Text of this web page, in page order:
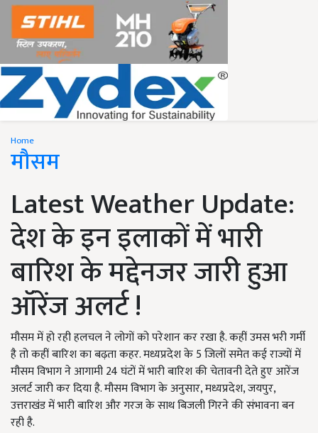
Home
मौसम
Latest Weather Update:
देश के इन इलाकों में भारी
बारिश के मद्देनजर जारी हुआ
ऑरेंज अलर्ट !
मौसम में हो रही हलचल ने लोगों को परेशान कर रखा है. कहीं उमस भरी गर्मी
है तो कहीं बारिश का बढ़ता कहर. मध्यप्रदेश के 5 जिलों समेत कई राज्यों में
मौसम विभाग ने आगामी 24 घंटों में भारी बारिश की चेतावनी देते हुए आरेंज
अलर्ट जारी कर दिया है. मौसम विभाग के अनुसार, मध्यप्रदेश, जयपुर,
उत्तराखंड में भारी बारिश और गरज के साथ बिजली गिरने की संभावना बन
रही है.